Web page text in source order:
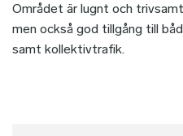
Området är lugnt och
men också god tillgång till
samt kollektivtrafik.